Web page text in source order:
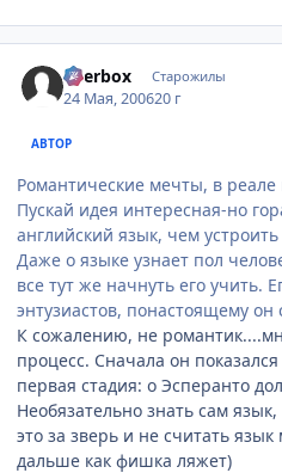
Beerbox Старожилы
24 Мая, 200620 г
АВТОР
Романтические мечты, в реале
Пускай идея интересная-но
английский язык, чем
Даже о языке узнает пол
все тут же начнуть его учить.
энтузиастов, понастоящему
К сожалению, не
процесс. Сначала он
первая стадия: о Эсперанто
Необязательно знать сам
это за зверь и не считать
дальше как фишка ляжет)